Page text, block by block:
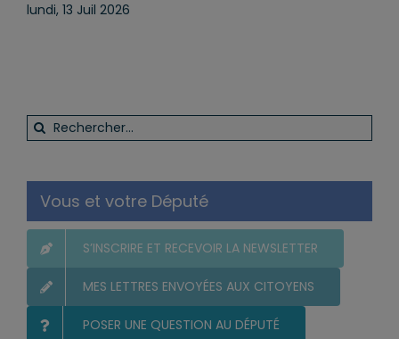
Rechercher:
Vous et votre Député
MES LETTRES ENVOYÉES AUX CITOYENS